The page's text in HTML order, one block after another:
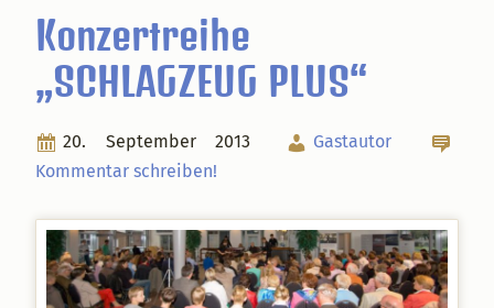
Konzertreihe
„SCHLAGZEUG PLUS“
20. September 2013
Gastautor
Kommentar schreiben!